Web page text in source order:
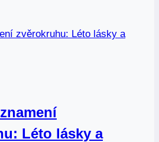
ryby:
Léto lásky a